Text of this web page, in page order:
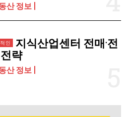
산 정보
지식산업센터 전매·전
략
산 정보